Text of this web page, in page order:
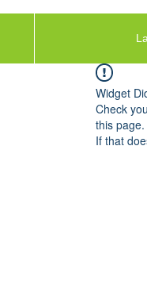
Widget
Check
this page.
If that